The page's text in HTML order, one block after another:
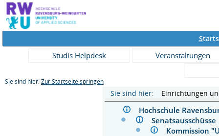
S
Studis Helpdesk
Veranstaltungen
Sie sind hier: Zur Startseite springen
Sie sind hier: Einrichtungen
Hochschule
Kommission